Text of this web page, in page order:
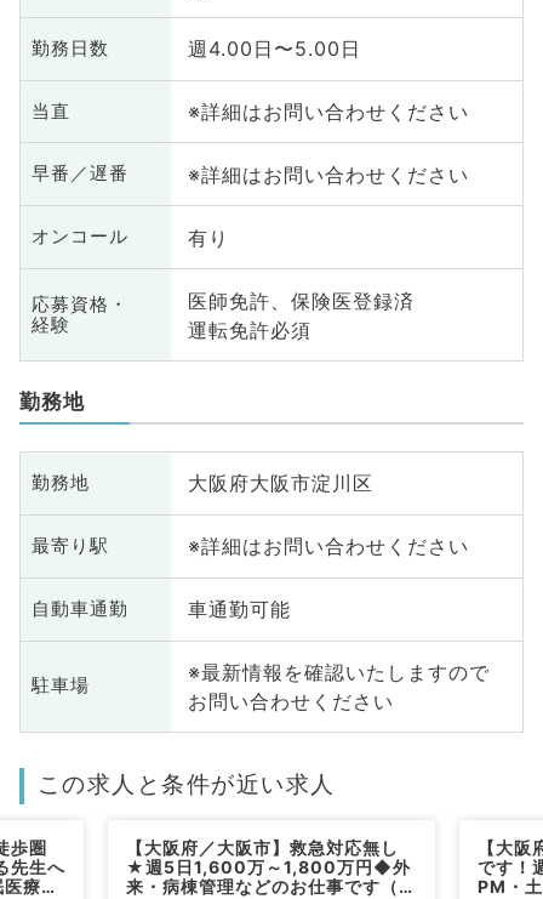
勤務日数 週4.00日〜5.00日
当直 ※詳細はお問い合わせください
早番／遅番 ※詳細はお問い合わせください
オンコール 有り
応募資格・
経験
医師免許、保険医登録済
運転免許必須
勤務地
勤務地 大阪府大阪市淀川区
最寄り駅 ※詳細はお問い合わせください
自動車通勤 車通勤可能
駐車場
※最新情報を確認いたしますので
お問い合わせください
この求人と条件が近い求人
歩圏
先生へ
療セ
【大阪府／大阪市】救急対応無し
★週5日1,600万～1,800万円◆外
来・病棟管理などのお仕事です（内
【大
です！
PM・